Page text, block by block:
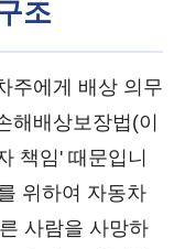
조
주에게 배상 의무
해배상보장법(이
책임' 때문입니
위하여 자동차
사람을 사망하